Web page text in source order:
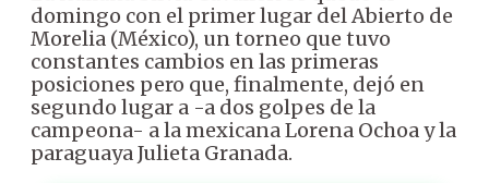
domingo con el primer lugar del Abierto de
Morelia (México), un torneo que tuvo
constantes cambios en las primeras
posiciones pero que, finalmente, dejó en
segundo lugar a -a dos golpes de la
campeona- a la mexicana Lorena Ochoa y la
paraguaya Julieta Granada.